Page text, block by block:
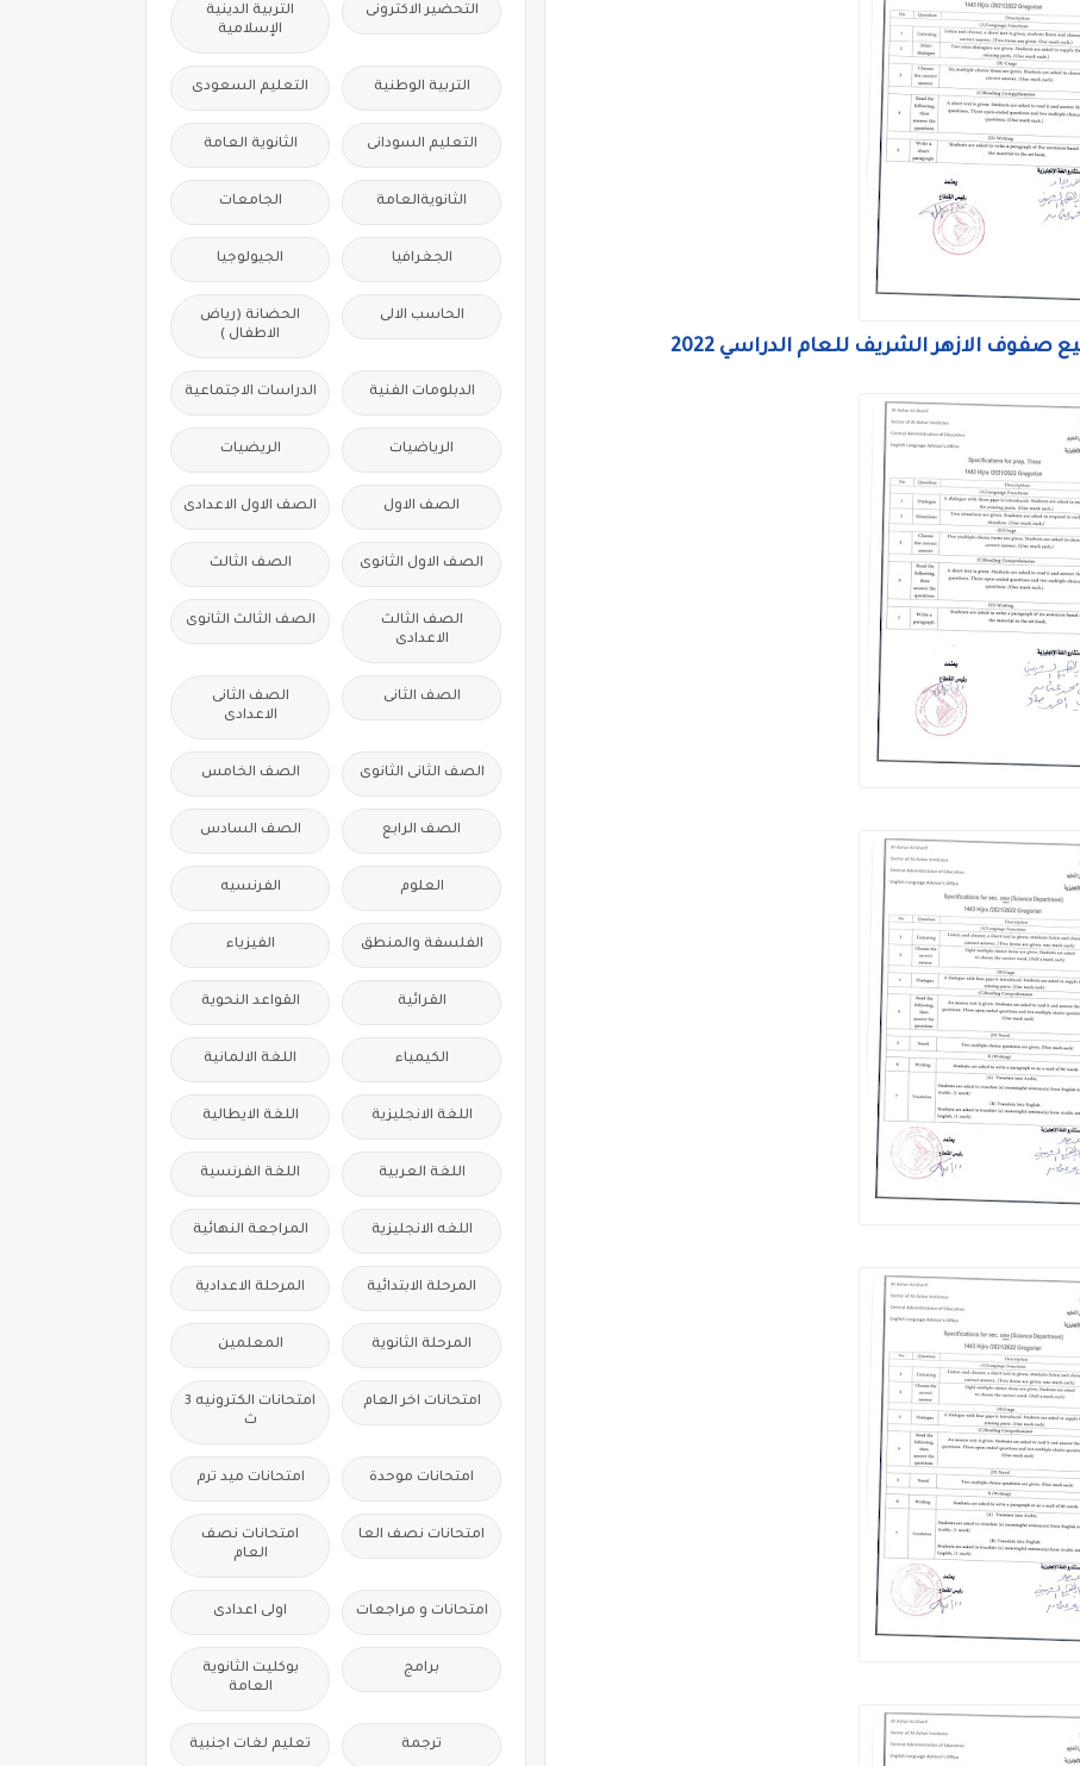
الازهر الشريف للعام الدراسي 2022
التحضير الاكترونى
التربية الدينية
الإسلامية
التربية الوطنية التعليم السعودى
التعليم السودانى الثانوية العامة
الثانويةالعامة الجامعات
الجغرافيا الجيولوجيا
الحاسب الالى
الحضانة (رياض
الاطفال )
الدبلومات الفنية الدراسات الاجتماعية
الرياضيات الريضيات
الصف الاول الصف الاول الاعدادى
الصف الاول الثانوى الصف الثالث
الصف الثالث
الاعدادى
الصف الثالث الثانوى
الصف الثانى
الصف الثانى
الاعدادى
الصف الثانى الثانوى الصف الخامس
الصف الرابع الصف السادس
العلوم الفرنسيه
الفلسفة والمنطق الفيزياء
القرائية القواعد النحوية
الكيمياء اللغة الالمانية
اللغة الانجليزية اللغة الايطالية
اللغة العربية اللغة الفرنسية
اللغه الانجليزية المراجعة النهائية
المرحلة الابتدائية المرحلة الاعدادية
المرحلة الثانوية المعلمين
امتحانات اخر العام
امتحانات الكترونيه 3
ث
امتحانات موحدة امتحانات ميد ترم
امتحانات نصف العا
امتحانات نصف
العام
امتحانات و مراجعات اولى اعدادى
برامج
بوكليت الثانوية
العامة
ترجمة تعليم لغات اجنبية